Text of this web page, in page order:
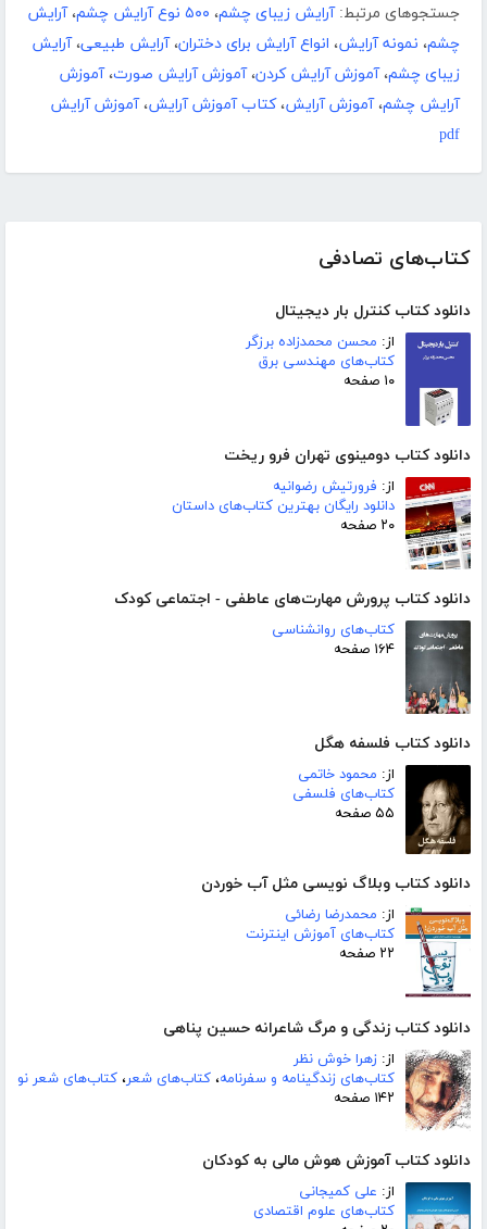
کتاب‌های تصادفی
دانلود کتاب کنترل بار دیجیتال
از: محسن محمدزاده برزگر
کتاب‌های مهندسی برق
۱۰ صفحه
دانلود کتاب دومینوی تهران فرو ریخت
از: فرورتیش رضوانیه
دانلود رایگان بهترین کتاب‌های داستان
۲۰ صفحه
دانلود کتاب پرورش مهارت‌های عاطفی - اجتماعی کودک
کتاب‌های روانشناسی
۱۶۴ صفحه
دانلود کتاب فلسفه هگل
از: محمود خاتمی
کتاب‌های فلسفی
۵۵ صفحه
دانلود کتاب وبلاگ نویسی مثل آب خوردن
از: محمدرضا رضائی
کتاب‌های آموزش اینترنت
۲۲ صفحه
دانلود کتاب زندگی و مرگ شاعرانه حسین پناهی
از: زهرا خوش نظر
کتاب‌های زندگینامه و سفرنامه، کتاب‌های شعر، کتاب‌های شعر نو
۱۴۲ صفحه
دانلود کتاب آموزش هوش مالی به کودکان
از: علی کمیجانی
کتاب‌های علوم اقتصادی
جستجوهای مرتبط: آرایش زیبای چشم، ۵۰۰ نوع آرایش چشم ،آرایش
چشم، نمونه آرایش، انواع آرایش برای دختران،آرایش طبیعی،آرایش
زیبای چشم،آموزش آرایش کردن،آموزش آرایش صورت،آموزش
آرایش چشم،آموزش آرایش،کتاب آموزش آرایش،آموزش آرایش
pdf